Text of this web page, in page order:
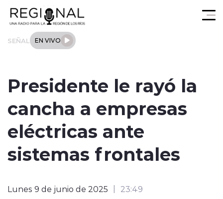
SEÑAL EN VIVO
Regional
Deportes
Presidente le rayó la
cancha a empresas
eléctricas ante
sistemas frontales
Lunes 9 de junio de 2025 23:49